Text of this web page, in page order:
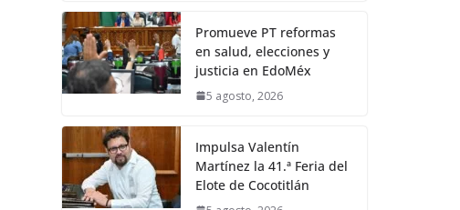
Promueve PT reformas
en salud, elecciones y
justicia en EdoMéx
5 agosto, 2026
Impulsa Valentín
Martínez la 41.ª Feria del
Elote de Cocotitlán